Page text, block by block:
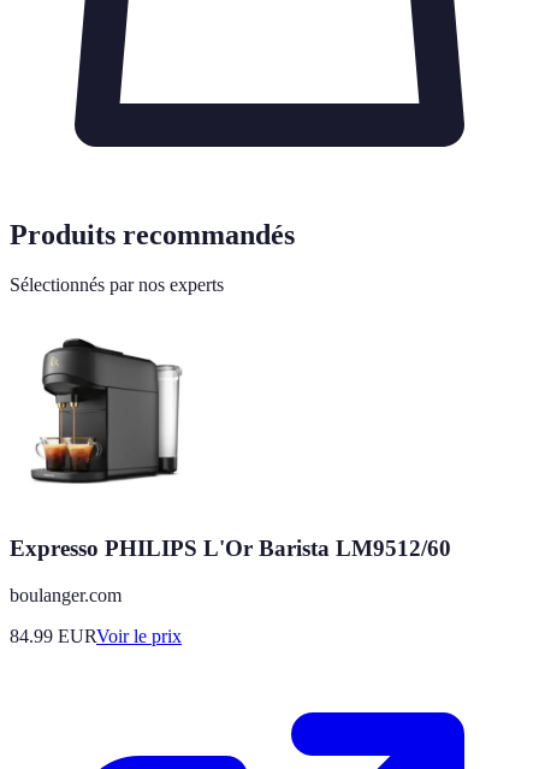
Produits recommandés
Sélectionnés par nos experts
Expresso PHILIPS L'Or Barista LM9512/60
boulanger.com
84.99 EURVoir le prix